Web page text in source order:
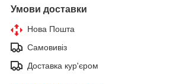
Умови доставки
Нова Пошта
Самовивіз
Доставка кур'єром